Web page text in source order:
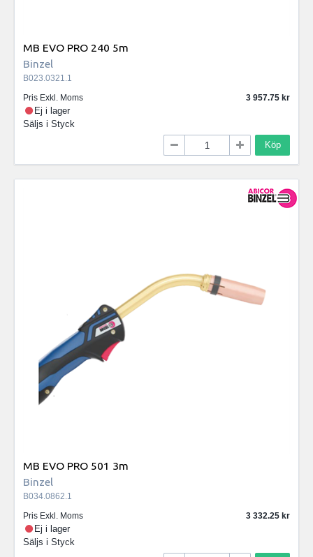
MB EVO PRO 240 5m
Binzel
B023.0321.1
Pris Exkl. Moms
3 957.75
Ej i lager
Säljs i Styck
Köp
MB EVO PRO 501 3m
Binzel
B034.0862.1
Pris Exkl. Moms
3 332.25
Ej i lager
Säljs i Styck